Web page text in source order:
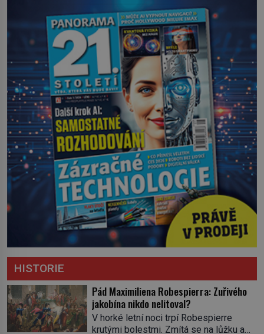
HISTORIE
Pád Maximiliena Robespierra: Zuřivého
jakobína nikdo nelitoval?
V horké letní noci trpí Robespierre
krutými bolestmi. Zmítá se na lůžku a